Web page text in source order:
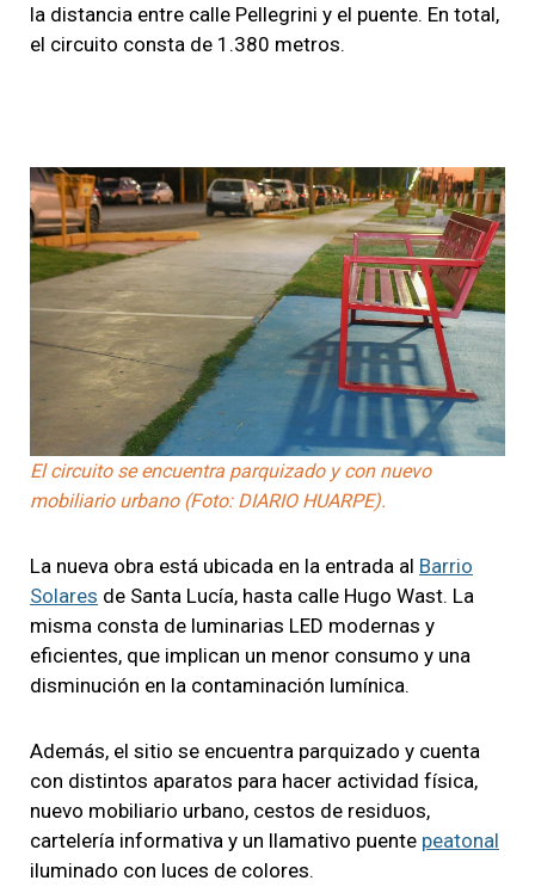
la distancia entre calle Pellegrini y el puente. En total,
el circuito consta de 1.380 metros.
El circuito se encuentra parquizado y con nuevo
mobiliario urbano (Foto: DIARIO HUARPE).
La nueva obra está ubicada en la entrada al Barrio
Solares de Santa Lucía, hasta calle Hugo Wast. La
misma consta de luminarias LED modernas y
eficientes, que implican un menor consumo y una
disminución en la contaminación lumínica.
Además, el sitio se encuentra parquizado y cuenta
con distintos aparatos para hacer actividad física,
nuevo mobiliario urbano, cestos de residuos,
cartelería informativa y un llamativo puente peatonal
iluminado con luces de colores.